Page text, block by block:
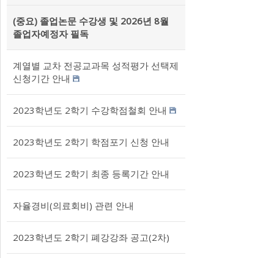
(중요) 졸업논문 수강생 및 2026년 8월
졸업자예정자 필독
계열별 교차 전공교과목 성적평가 선택제
신청기간 안내
2023학년도 2학기 수강학점철회 안내
2023학년도 2학기 학점포기 신청 안내
2023학년도 2학기 최종 등록기간 안내
자율경비(의료회비) 관련 안내
2023학년도 2학기 폐강강좌 공고(2차)